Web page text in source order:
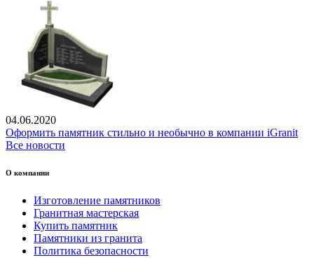
04.06.2020
Оформить памятник стильно и необычно в компании iGranit
Все новости
О компании
Изготовление памятников
Гранитная мастерская
Купить памятник
Памятники из гранита
Политика безопасности